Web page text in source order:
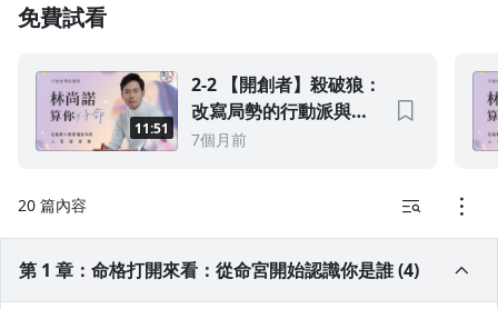
免費試看
11:51
2-2 【開創者】殺破狼：
改寫局勢的行動派與造
浪者
7個月前
20 篇內容
第 1 章：命格打開來看：從命宮開始認識你是誰 (4)